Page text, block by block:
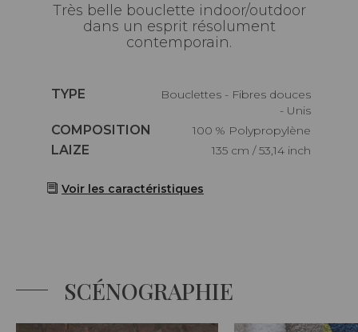
Très belle bouclette indoor/outdoor
dans un esprit résolument
contemporain.
Caractéristiques
TYPE
Bouclettes - Fibres douces
- Unis
Caractéristiques
COMPOSITION
100 % Polypropylène
Caractéristiques
LAIZE 135 cm / 53,14 inch
Voir les caractéristiques
SCÉNOGRAPHIE